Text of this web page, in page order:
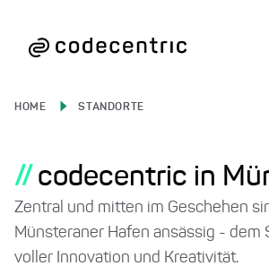
HOME STANDORTE
// codecentric in
Zentral und mitten im Geschehen
Münsteraner Hafen ansässig - dem
voller Innovation und Kreativität.